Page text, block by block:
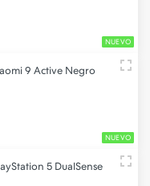
NUEVO
NUEVO
9 Active Negro
5 DualSense